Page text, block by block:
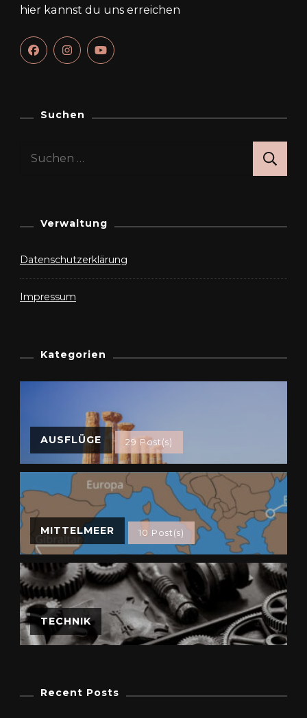
hier kannst du uns erreichen
Suchen
Suchen
Verwaltung
Datenschutzerklärung
Impressum
Kategorien
AUSFLÜGE 29 Post(s)
MITTELMEER 10 Post(s)
TECHNIK
Recent Posts